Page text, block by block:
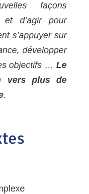
façons
et d’agir pour
s’appuyer sur
développer
objectifs …Le
vers plus de
.